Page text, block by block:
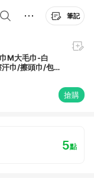
筆記
M大毛巾-白
巾/擦頭巾/包頭
搶購
5點